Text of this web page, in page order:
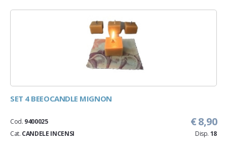
SET 4 BEEOCANDLE MIGNON
€ 8,90
Cod. 9400025
Cat. CANDELE INCENSI Disp. 18